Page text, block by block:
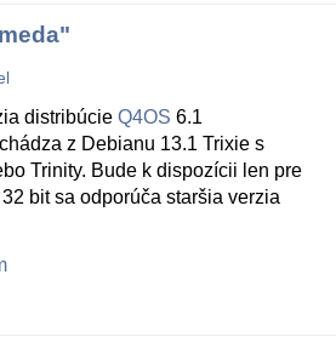
distribúcie Q4OS 6.1
z Debianu 13.1 Trixie s
Trinity. Bude k dispozícii len pre
bit sa odporúča staršia verzia